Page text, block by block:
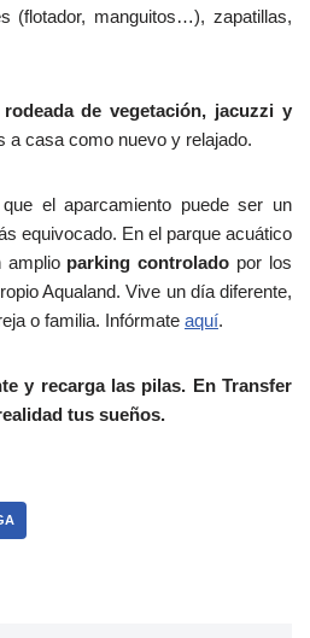
(flotador, manguitos…), zapatillas,
de vegetación, jacuzzi y
a casa como nuevo y relajado.
el aparcamiento puede ser un
equivocado. En el parque acuático
amplio parking controlado por los
Aqualand. Vive un día diferente,
o familia. Infórmate aquí.
y recarga las pilas. En Transfer
tus sueños.